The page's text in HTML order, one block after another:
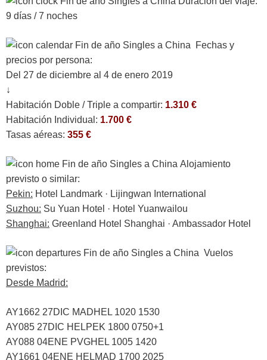
9 días / 7 noches
Fechas y
precios por persona:
Del 27 de diciembre al 4 de enero 2019
↓
Habitación Doble / Triple a compartir: 1.310 €
Habitación Individual: 1.700 €
Tasas aéreas: 355 €
Alojamiento
previsto o similar:
Pekin: Hotel Landmark · Lijingwan International
Suzhou: Su Yuan Hotel · Hotel Yuanwailou
Shanghai: Greenland Hotel Shanghai · Ambassador Hotel
Vuelos
previstos:
Desde Madrid:
AY1662 27DIC MADHEL 1020 1530
AY085 27DIC HELPEK 1800 0750+1
AY088 04ENE PVGHEL 1005 1420
AY1661 04ENE HELMAD 1700 2025